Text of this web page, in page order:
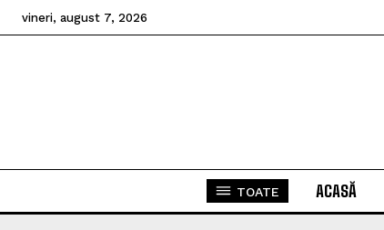
vineri, august 7, 2026
TOATE ACASĂ